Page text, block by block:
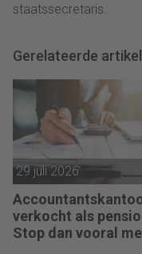
staatssecretaris.
Gerelateerde
29 juli 2026
verkocht als
Stop dan vooral